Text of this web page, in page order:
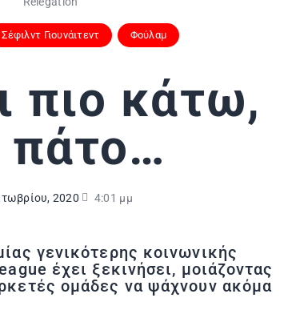
Σέφιλντ Γιουνάιτεντ Φούλαμ
πιο κάτω,
πάτο…
2020 4:01 μμ
γενικότερης κοινωνικής
έχει ξεκινήσει, μοιάζοντας
ομάδες να ψάχνουν ακόμα